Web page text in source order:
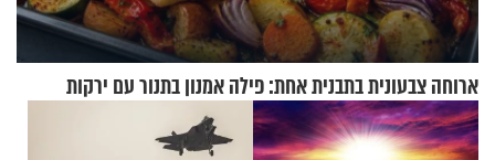
ארוחה צבעונית בתבנית אחת: פילה אמנון בתנור עם ירקות